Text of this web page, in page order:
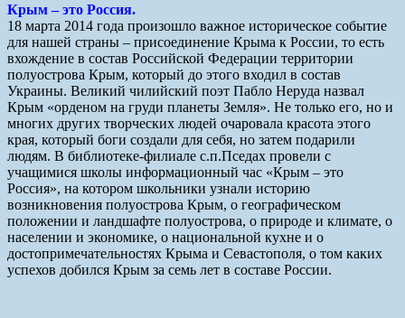
Крым – это Россия.
18 марта 2014 года произошло важное историческое событие
для нашей страны – присоединение Крыма к России, то есть
вхождение в состав Российской Федерации территории
полуострова Крым, который до этого входил в состав
Украины. Великий чилийский поэт Пабло Неруда назвал
Крым «орденом на груди планеты Земля». Не только его, но и
многих других творческих людей очаровала красота этого
края, который боги создали для себя, но затем подарили
людям. В библиотеке-филиале с.п.Пседах провели с
учащимися школы информационный час «Крым – это
Россия», на котором школьники узнали историю
возникновения полуострова Крым, о географическом
положении и ландшафте полуострова, о природе и климате, о
населении и экономике, о национальной кухне и о
достопримечательностях Крыма и Севастополя, о том каких
успехов добился Крым за семь лет в составе России.